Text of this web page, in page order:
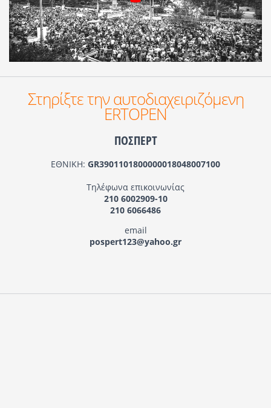
Στηρίξτε την αυτοδιαχειριζόμενη
ERTOPEN
ΠΟΣΠΕΡΤ
ΕΘΝΙΚΗ: GR3901101800000018048007100
Τηλέφωνα επικοινωνίας
210 6002909-10
210 6066486
email
pospert123@yahoo.gr